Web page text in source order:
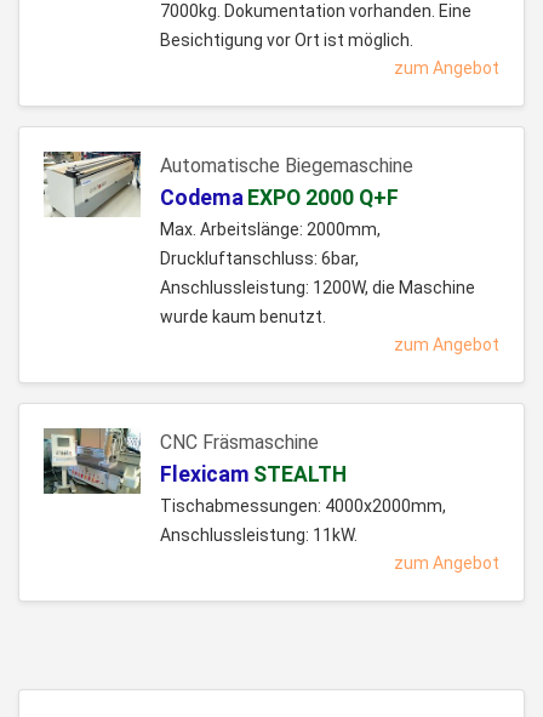
7000kg. Dokumentation vorhanden. Eine
Besichtigung vor Ort ist möglich.
zum Angebot
Automatische Biegemaschine
Codema EXPO 2000 Q+F
Max. Arbeitslänge: 2000mm,
Druckluftanschluss: 6bar,
Anschlussleistung: 1200W, die Maschine
wurde kaum benutzt.
zum Angebot
CNC Fräsmaschine
Flexicam STEALTH
Tischabmessungen: 4000x2000mm,
Anschlussleistung: 11kW.
zum Angebot